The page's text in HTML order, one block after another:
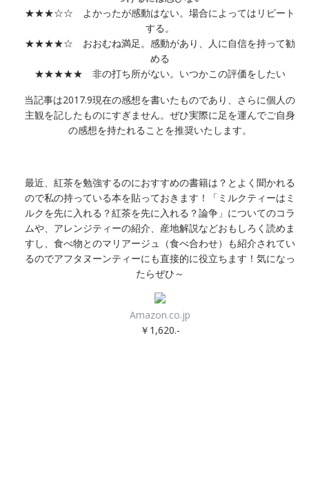
★★★☆☆ よかったが感動はない。場合によってはリピート
する。
★★★★☆ おおむね満足。感動があり、人に自信を持って勧
める
★★★★★ 非の打ち所がない。いつかこの評価をしたい
当記事は2017.9現在の感想を書いたものであり、さらに個人の
主観を記したものにすぎません。ぜひ実際に足を運んでご自身
の感想を持たれることを推奨いたします。
最近、紅茶を勉強するのにおすすめの書籍は？とよく聞かれる
ので私の持っている本を貼っておきます！「ミルクティーはミ
ルクを先に入れる？紅茶を先に入れる？論争」についてのコラ
ムや、アレンジティーの紹介、産地解説などおもしろく読めま
すし、食べ物とのマリアージュ（食べ合わせ）も紹介されてい
るのでアフタヌーンティーにも直接的に役立ちます！気になっ
たらぜひ～
Amazon.co.jp
￥1,620.-